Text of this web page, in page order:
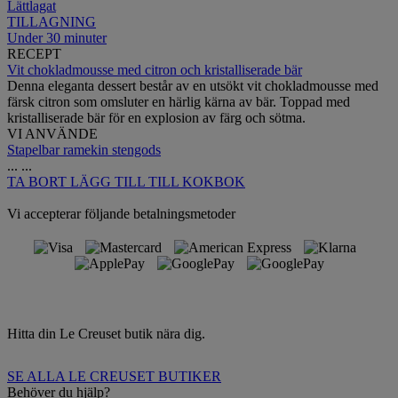
Lättlagat
TILLAGNING
Under 30 minuter
RECEPT
Vit chokladmousse med citron och kristalliserade bär
Denna eleganta dessert består av en utsökt vit chokladmousse med
färsk citron som omsluter en härlig kärna av bär. Toppad med
kristalliserade bär för en explosion av färg och sötma.
VI ANVÄNDE
Stapelbar ramekin stengods
... ...
TA BORT LÄGG TILL TILL KOKBOK
Vi accepterar följande betalningsmetoder
Hitta din Le Creuset butik nära dig.
SE ALLA LE CREUSET BUTIKER
Behöver du hjälp?